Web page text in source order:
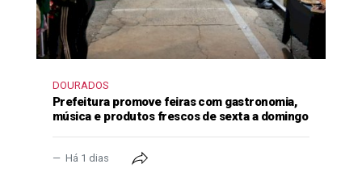
DOURADOS
Prefeitura promove feiras com gastronomia,
música e produtos frescos de sexta a domingo
Há 1 dias